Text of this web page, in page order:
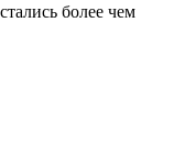
более чем